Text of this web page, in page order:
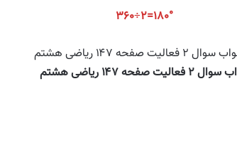
۳۶۰÷۲=۱۸۰°
فعالیت صفحه ۱۴۷ ریاضی هشتم